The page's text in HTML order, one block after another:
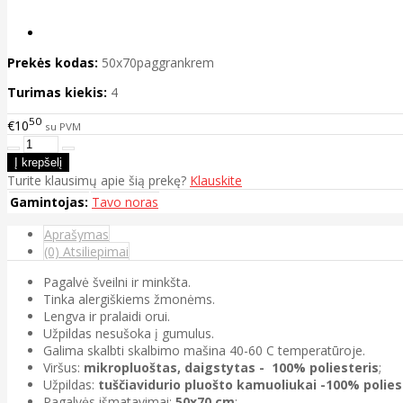
Prekės kodas: 50x70paggrankrem
Turimas kiekis: 4
€1050 su PVM
Turite klausimų apie šią prekę? Klauskite
Gamintojas: Tavo noras
Aprašymas
(0) Atsiliepimai
Pagalvė šveilni ir minkšta.
Tinka alergiškiems žmonėms.
Lengva ir pralaidi orui.
Užpildas nesušoka į gumulus.
Galima skalbti skalbimo mašina 40-60 C temperatūroje.
Viršus: mikropluoštas, daigstytas - 100% poliesteris;
Užpildas: tuščiavidurio pluošto kamuoliukai -100%